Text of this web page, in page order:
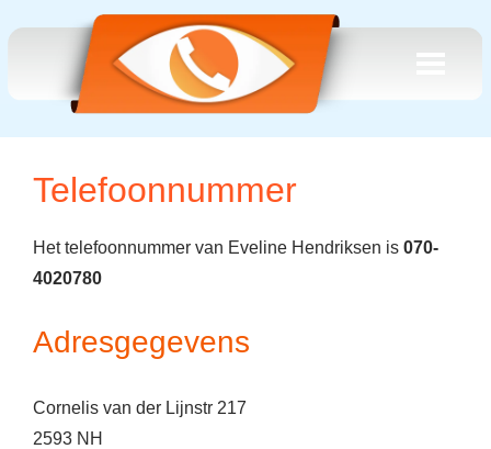
Telefoonnummer
Het telefoonnummer van Eveline Hendriksen is 070-
4020780
Adresgegevens
Cornelis van der Lijnstr 217
2593 NH